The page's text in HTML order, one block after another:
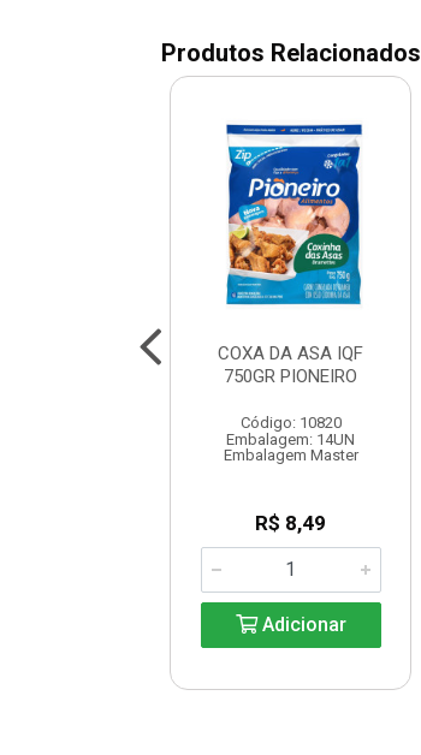
Produtos Relacionados
COXA DA ASA IQF
750GR PIONEIRO
Código: 10820
Embalagem: 14UN
Embalagem Master
R$ 8,49
Adicionar